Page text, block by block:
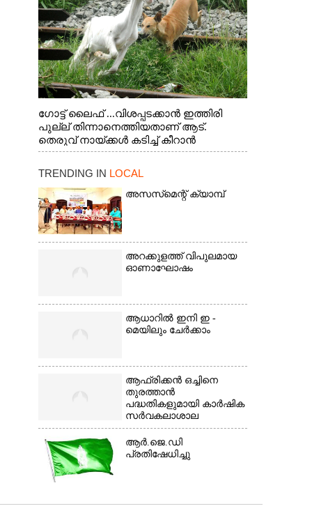
ഗോട്ട് ലൈഫ് ...വിശപ്പടക്കാൻ ഇത്തിരി
പുല്ല് തിന്നാനെത്തിയതാണ് ആട്.
തെരുവ് നായ്ക്കൾ കടിച്ച് കീറാൻ
വന്നതോടെ വയറിന്റെ ആന്തൽ മറന്ന്
വാത്തുരുത്തിയിൽ നിന്നുള്ള കാഴ്ച
TRENDING IN LOCAL
അസസ്‌മെന്റ് ക്യാമ്പ്
അറക്കുളത്ത് വിപുലമായ
ഓണാഘോഷം
ആധാറിൽ ഇനി ഇ -
മെയിലും ചേർക്കാം
ആഫ്രിക്കൻ ഒച്ചിനെ
തുരത്താൻ
പദ്ധതികളുമായി കാർഷിക
സർവകലാശാല
ആർ.ജെ.ഡി
പ്രതിഷേധിച്ചു